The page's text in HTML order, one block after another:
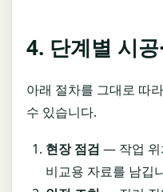
4. 단계별 시
아래 절차를 그대로 따
수 있습니다.
현장 점검 — 작업 위
비교용 자료를 남깁